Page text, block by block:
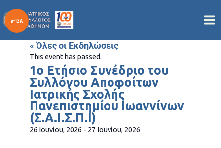
στο
περιεχόμενο
« Όλες οι Εκδηλώσεις
This event has passed.
1ο Ετήσιο Συνέδριο του
Συλλόγου Αποφοίτων
Ιατρικής Σχολής
Πανεπιστημίου Ιωαννίνων
(Σ.Α.Ι.Σ.Π.Ι)
26 Ιουνίου, 2026 - 27 Ιουνίου, 2026